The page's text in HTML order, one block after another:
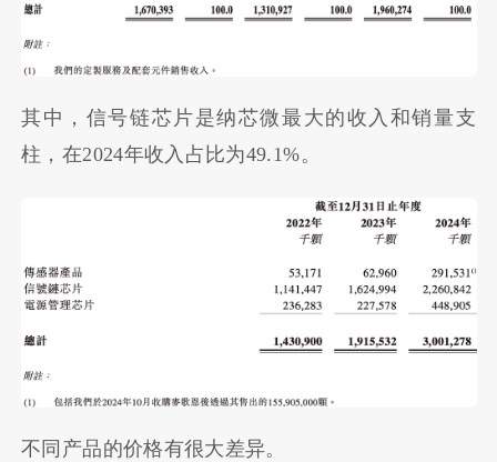
其中，信号链芯片是纳芯微最大的收入和销量支
柱，在2024年收入占比为49.1%。
不同产品的价格有很大差异。